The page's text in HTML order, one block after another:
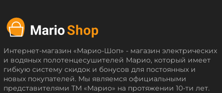
Интернет-магазин «Марио-Шоп» - магазин электрических
и водяных полотенцесушителей Марио, который имеет
гибкую систему скидок и бонусов для постоянных и
новых покупателей. Мы являемся официальными
представителями ТМ «Марио» на протяжении 10-ти лет.